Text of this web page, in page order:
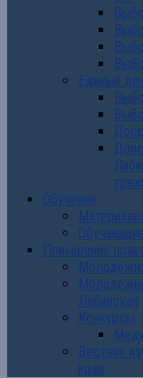
Единый
Обучение
Повышение
Лабинская
Конкурсы
Вестник
края